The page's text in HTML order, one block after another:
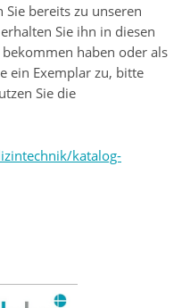
Sie bereits zu unseren
Sie ihn in diesen
bekommen haben oder als
ein Exemplar zu, bitte
Sie die
katalog-